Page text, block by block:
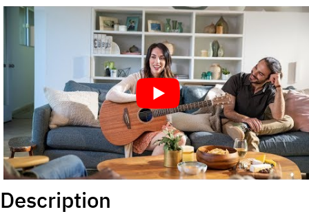
Description